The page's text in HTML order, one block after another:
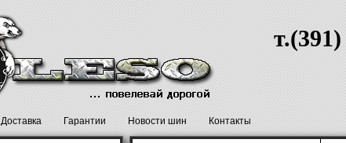
т.(391)
Доставка Гарантии Новости шин Контакты